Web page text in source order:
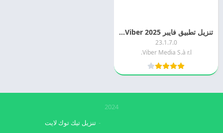
تنزيل تطبيق فايبر 2025 Viber اخر اصدار للاندرويد مجانا
23.1.7.0
Viber Media S.à r.l.
2024
تنزيل تيك توك لايت